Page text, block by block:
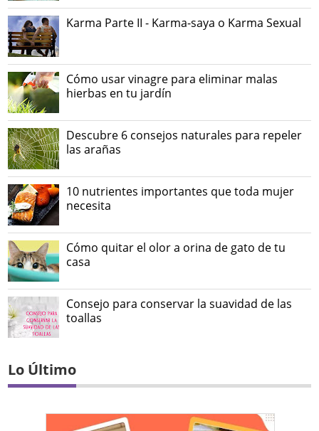
Karma Parte II - Karma-saya o Karma Sexual
Cómo usar vinagre para eliminar malas
hierbas en tu jardín
Descubre 6 consejos naturales para repeler
las arañas
10 nutrientes importantes que toda mujer
necesita
Cómo quitar el olor a orina de gato de tu
casa
Consejo para conservar la suavidad de las
toallas
Lo Último